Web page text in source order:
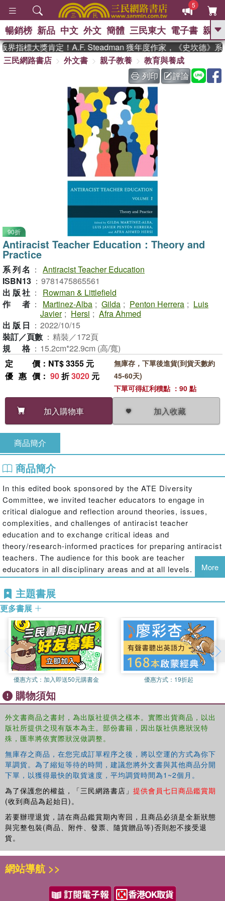
5
GO
熱搜： 東野圭吾 、 The Odyssey
、 如果歷史是一群喵 、 暑期
國際布克獎 臺灣漫遊錄 、 方
念華 、 台灣的李登輝時代
孩：黎曼猜想 、 偉大的迷走神經
暢銷榜 新品 中文 外文 簡體 三民東大 電子書 親子
指標大獎肯定！A.F. Steadman 獲年度作家，《史坎德》系
三民網路書店
外文書 親子教養
教育與養成
列印
評論
90折
Antiracist Teacher Education：Theory and
Practice
系列名 ： Antiracist Teacher Education
ISBN13 ： 9781475865561
出版社 ：
Rowman & Littlefield
作者 ： Martinez-Alba ; Gilda ; Penton Herrera ; Luis
Javier ; Hersi ; Afra Ahmed
出版日 ： 2022/10/15
裝訂／頁數 ： 精裝／172頁
規格 ： 15.2cm*22.9cm (高/寬)
定價 ：NT$ 3355 元
優惠價 ： 90折3020 元
加入購物車 加入收藏
無庫存，下單後進貨(到貨天數約
45-60天)
下單可得紅利積點 ：90 點
商品簡介
商品簡介
In this edited book sponsored by the ATE Diversity
Committee, we invited teacher educators to engage in
critical dialogue and reflection around theories, issues,
complexities, and challenges of antiracist teacher
education and to exchange critical ideas and
theory/research-informed practices for preparing antiracist
teachers. The audience for this book are teacher
educators in all disciplinary areas and at all levels. It is
also intended for administrators and policy makers leading
teacher education programs at national or state levels. In
light of the racial injustice and tension the country has
witnessed and experienced recently, achieving racial
justice is at the front and center of numerous
conversations in schools, the workplace, and communities
around the country. There is an urgent need for teacher
educators to support the cause. This book is a direct
response to such a call and is timely and much needed.
More
主題書展
更多書展
優惠方式： 加入即送50元購書金 優惠方式： 19折起
購物須知
外文書商品之書封，為出版社提供之樣本。實際出貨商品，以出
版社所提供之現有版本為主。部份書籍，因出版社供應狀況特
殊，匯率將依實際狀況做調整。
無庫存之商品，在您完成訂單程序之後，將以空運的方式為你下
單調貨。為了縮短等待的時間，建議您將外文書與其他商品分開
下單，以獲得最快的取貨速度，平均調貨時間為1~2個月。
為了保護您的權益，「三民網路書店」 提供會員七日商品鑑賞期
(收到商品為起始日)。
若要辦理退貨，請在商品鑑賞期內寄回，且商品必須是全新狀態
與完整包裝(商品、附件、發票、隨貨贈品等)否則恕不接受退
貨。
網站導航 >>